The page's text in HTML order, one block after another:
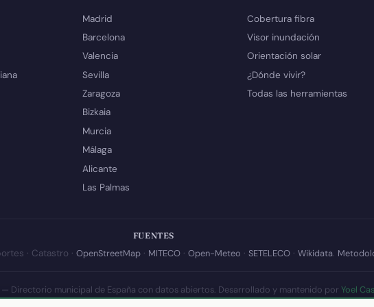
Madrid
Barcelona
Valencia
Sevilla
Zaragoza
Bizkaia
Murcia
Málaga
Alicante
Las Palmas
Cobertura fibra
Visor inundación
Orientación solar
¿Dónde vivir?
Todas las herramientas
FUENTES
· Catastro · OpenStreetMap · MITECO · Open-Meteo · SETELECO · Wikidata.
Directorio municipal de España con datos abiertos. Desarrollado y mantenido por Yoel